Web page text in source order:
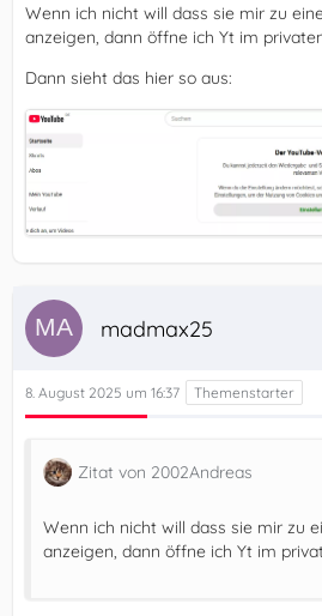
Wenn ich nicht will dass sie mir zu
anzeigen, dann öffne ich Yt im
Dann sieht das hier so aus:
madmax25
8. August 2025 um 16:37
Zitat von 2002Andreas
Wenn ich nicht will dass sie mir zu
anzeigen, dann öffne ich Yt im